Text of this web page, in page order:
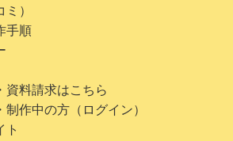
）
手順
資料請求はこちら
制作中の方（ログイン）
ト